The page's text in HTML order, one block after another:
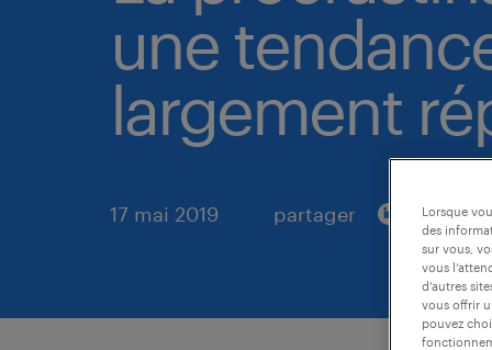
une
largement
17 mai 2019 partager
Lorsque
des
sur vous,
vous
d’autres
vous offrir
pouvez